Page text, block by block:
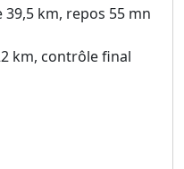
39,5 km, repos 55 mn
km, contrôle final